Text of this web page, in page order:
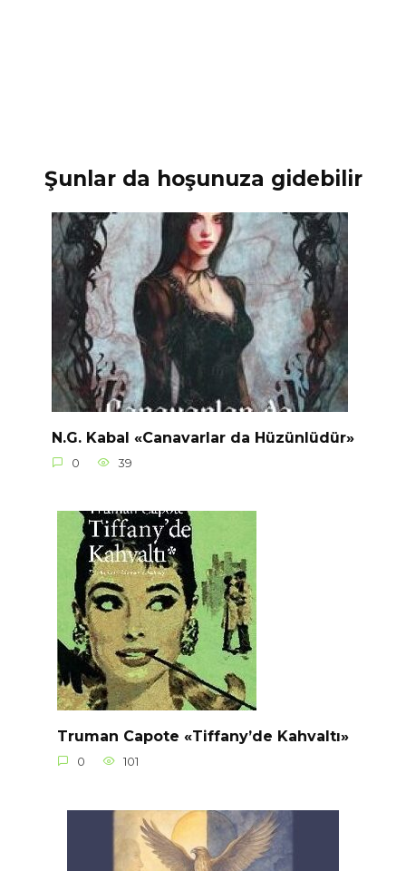
Şunlar da hoşunuza gidebilir
N.G. Kabal «Canavarlar da Hüzünlüdür»
0 39
Truman Capote «Tiffany’de Kahvaltı»
0 101